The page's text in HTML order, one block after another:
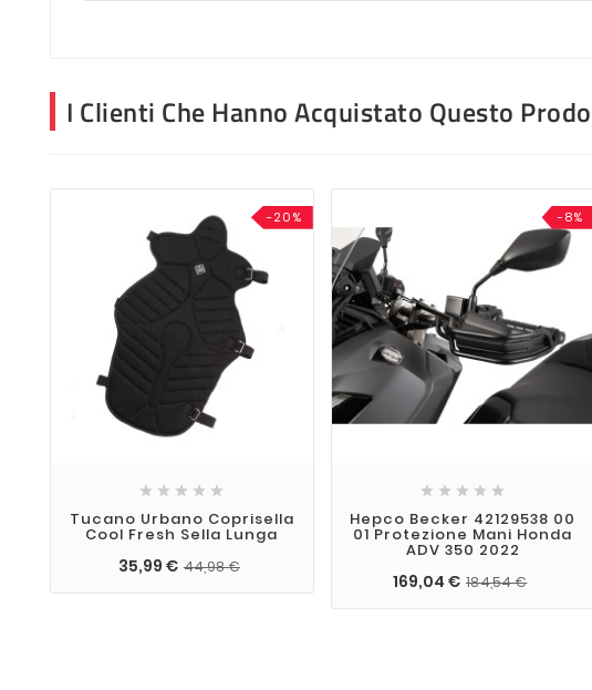
I Clienti Che Hanno Acquistato Questo
-20%
    
Tucano Urbano Coprisella
Cool Fresh Sella Lunga
35,99 € 44,98 €
-8%
    
Hepco Becker 42129538 00
01 Protezione Mani Honda
ADV 350 2022
169,04 € 184,54 €